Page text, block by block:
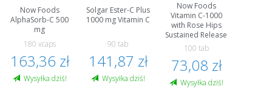
Now Foods
AlphaSorb-C 500
mg
180 vcaps
163,36 zł
Wysyłka dziś!
Solgar Ester-C Plus
1000 mg Vitamin C
90 tab
141,87 zł
Wysyłka dziś!
Now Foods
Vitamin C-1000
with Rose Hips
Sustained Release
100 tab
73,08 zł
Wysyłka dziś!